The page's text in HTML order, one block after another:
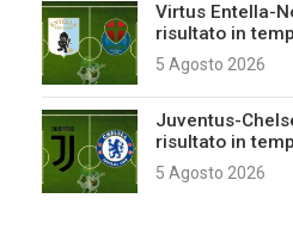
Virtus Entella-
risultato in
5 Agosto 2026
Juventus-
risultato in
5 Agosto 2026